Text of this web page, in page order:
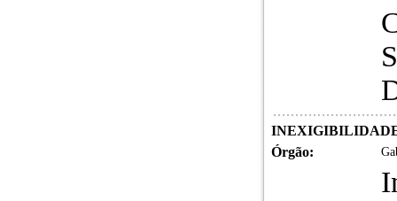
INEXIGIBILIDADE
Órgão: